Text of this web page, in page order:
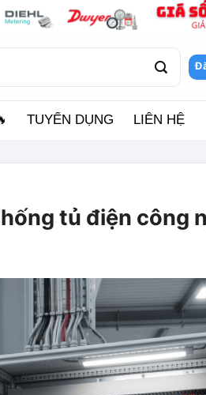
TUYỂN DỤNG LIÊN HỆ
tủ điện công